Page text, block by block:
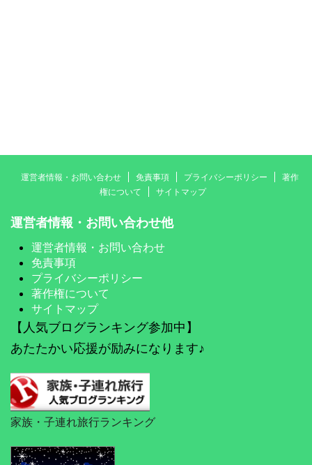
運営者情報・お問い合わせ 免責事項 プライバシーポリシー
著作
権について
サイトマップ
運営者情報・お問い合わせ他
運営者情報・お問い合わせ
免責事項
プライバシーポリシー
著作権について
サイトマップ
【人気ブログランキング参加中】
あたたかい応援が励みになります♪
家族・子連れ旅行ランキング